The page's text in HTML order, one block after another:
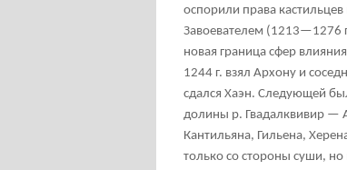
оспорили права
Завоевателем (1213—1276
новая граница сфер
1244 г. взял Архону и
сдался Хаэн. Следующей
долины р. Гвадалквивир —
Кантильяна, Гильена,
только со стороны суши,